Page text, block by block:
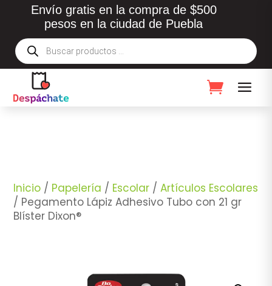
Envío gratis en la compra de $500
pesos en la ciudad de Puebla
Búsqueda
de
productos
Inicio / Papelería / Escolar /Artículos Escolares
/ Pegamento Lápiz Adhesivo Tubo con 21 gr
Blíster Dixon®